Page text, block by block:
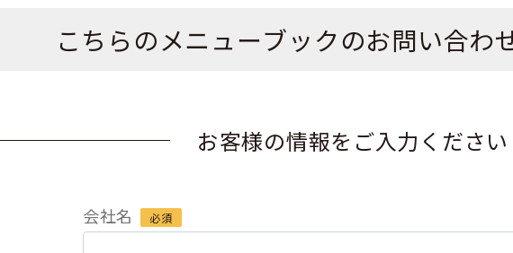
こちらのメニューブックのお問い合わ
お客様の情報をご入力ください
会社名 必須